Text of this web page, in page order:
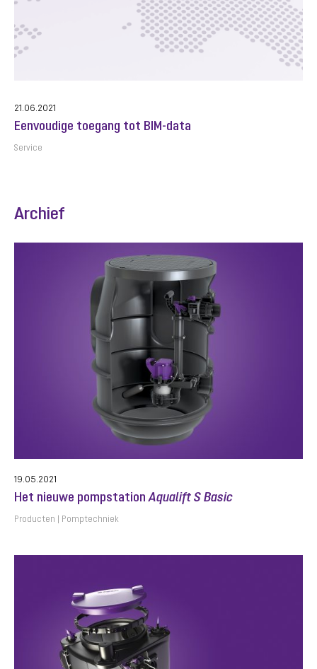
21.06.2021
Eenvoudige toegang tot BIM-data
Service
Archief
19.05.2021
Het nieuwe pompstationAqualift S Basic
Producten Pomptechniek